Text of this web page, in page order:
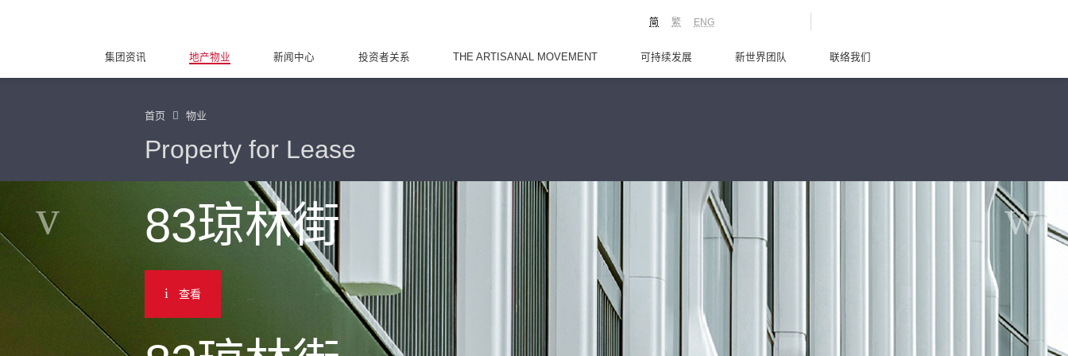
ENG
繁
简
集团资讯 地产物业 新闻中心 投资者关系 THE ARTISANAL MOVEMENT 可持续发展 新世界团队 联络我们
首页 物业
Property for Lease
83琼林街
查看